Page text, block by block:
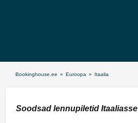
Bookinghouse.ee » Euroopa » Itaalia
Soodsad lennupiletid Itaaliasse